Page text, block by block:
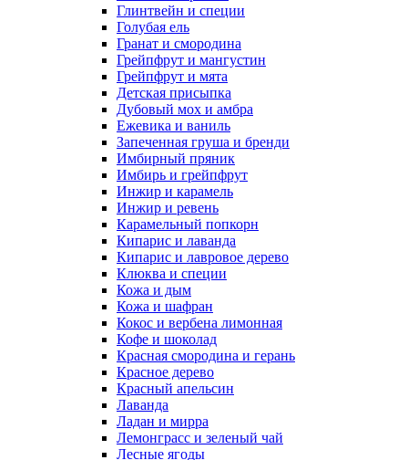
Глинтвейн и специи
Голубая ель
Гранат и смородина
Грейпфрут и мангустин
Грейпфрут и мята
Детская присыпка
Дубовый мох и амбра
Ежевика и ваниль
Запеченная груша и бренди
Имбирный пряник
Имбирь и грейпфрут
Инжир и карамель
Инжир и ревень
Карамельный попкорн
Кипарис и лаванда
Кипарис и лавровое дерево
Клюква и специи
Кожа и дым
Кожа и шафран
Кокос и вербена лимонная
Кофе и шоколад
Красная смородина и герань
Красное дерево
Красный апельсин
Лаванда
Ладан и мирра
Лемонграсс и зеленый чай
Лесные ягоды